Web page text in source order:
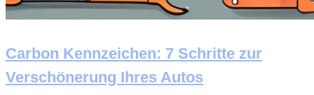
Carbon Kennzeichen: 7 Schritte zur
Verschönerung Ihres Autos